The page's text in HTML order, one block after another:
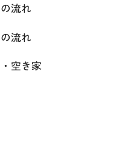
流れ
流れ
空き家